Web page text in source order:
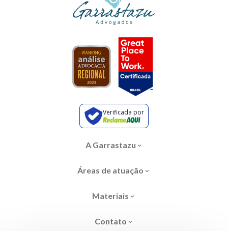
Verificada por
A Garrastazu
Áreas de atuação
Materiais
Contato